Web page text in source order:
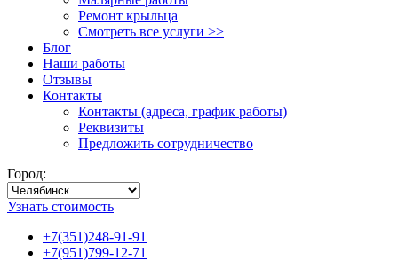
Ремонт крыльца
Cмотреть все услуги >>
Блог
Наши работы
Отзывы
Контакты
Контакты (адреса, график работы)
Реквизиты
Предложить сотрудничество
Город:
Узнать стоимость
+7(351)248-91-91
+7(951)799-12-71